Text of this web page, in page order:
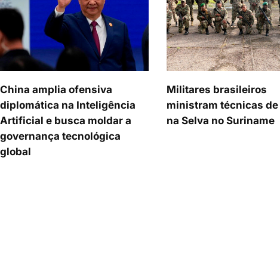
China amplia ofensiva
diplomática na Inteligência
Artificial e busca moldar a
governança tecnológica
global
Militares brasileiros
ministram técnicas de
na Selva no Suriname